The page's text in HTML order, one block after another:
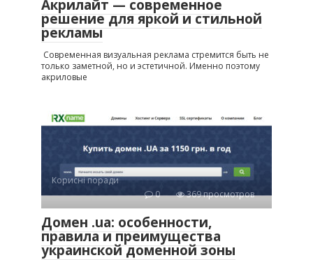
Акрилайт — современное
решение для яркой и стильной
рекламы
Современная визуальная реклама стремится быть не
только заметной, но и эстетичной. Именно поэтому
акриловые
Корисні поради
0
369 просмотров
Домен .ua: особенности,
правила и преимущества
украинской доменной зоны